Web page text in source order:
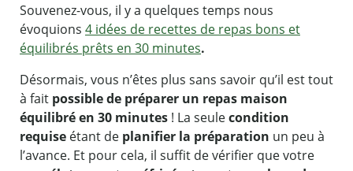
Souvenez-vous, il y a quelques temps nous
évoquions 4 idées de recettes de repas bons et
équilibrés prêts en 30 minutes.
Désormais, vous n’êtes plus sans savoir qu’il est tout
à fait possible de préparer un repas maison
équilibré en 30 minutes ! La seulecondition
requise étant de planifier la préparation un peu à
l’avance. Et pour cela, il suffit de vérifier que votre